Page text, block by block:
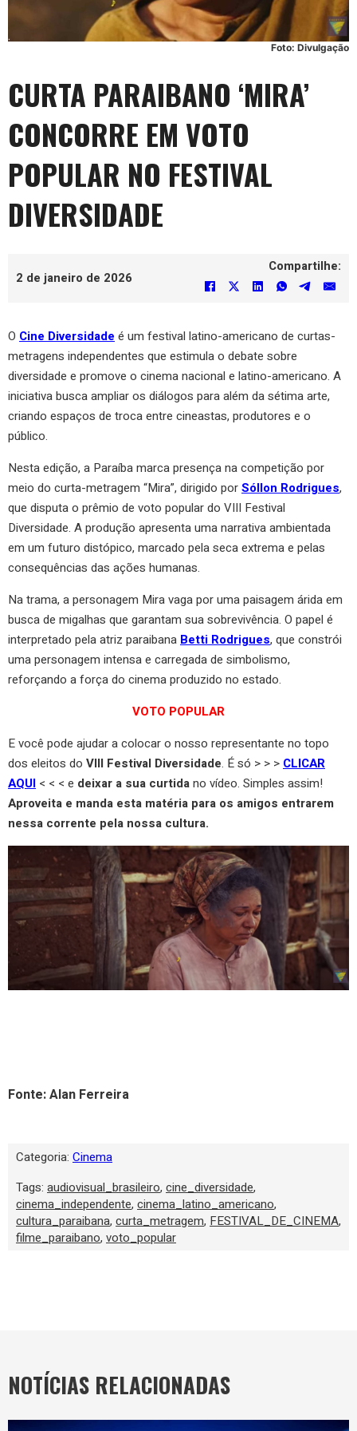
Foto: Divulgação
CURTA PARAIBANO ‘MIRA’
CONCORRE EM VOTO
POPULAR NO FESTIVAL
DIVERSIDADE
2 de janeiro de 2026
Compartilhe:
O Cine Diversidade é um festival latino-americano de curtas-
metragens independentes que estimula o debate sobre
diversidade e promove o cinema nacional e latino-americano. A
iniciativa busca ampliar os diálogos para além da sétima arte,
criando espaços de troca entre cineastas, produtores e o
público.
Nesta edição, a Paraíba marca presença na competição por
meio do curta-metragem “Mira”, dirigido porSóllon Rodrigues,
que disputa o prêmio de voto popular do VIII Festival
Diversidade. A produção apresenta uma narrativa ambientada
em um futuro distópico, marcado pela seca extrema e pelas
consequências das ações humanas.
Na trama, a personagem Mira vaga por uma paisagem árida em
busca de migalhas que garantam sua sobrevivência. O papel é
interpretado pela atriz paraibana Betti Rodrigues, que constrói
uma personagem intensa e carregada de simbolismo,
reforçando a força do cinema produzido no estado.
VOTO POPULAR
E você pode ajudar a colocar o nosso representante no topo
dos eleitos do VIII Festival Diversidade. É só > > > CLICAR
AQUI < < < e deixar a sua curtidano vídeo. Simples assim!
Aproveita e manda esta matéria para os amigos entrarem
nessa corrente pela nossa cultura.
Fonte: Alan Ferreira
Categoria: Cinema
Tags: audiovisual_brasileiro, cine_diversidade,
cinema_independente, cinema_latino_americano,
cultura_paraibana, curta_metragem, FESTIVAL_DE_CINEMA,
filme_paraibano, voto_popular
NOTÍCIAS RELACIONADAS